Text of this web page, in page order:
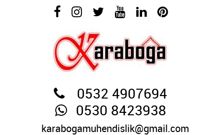
0532 4907694
0530 8423938
karabogamuhendislik@gmail.com